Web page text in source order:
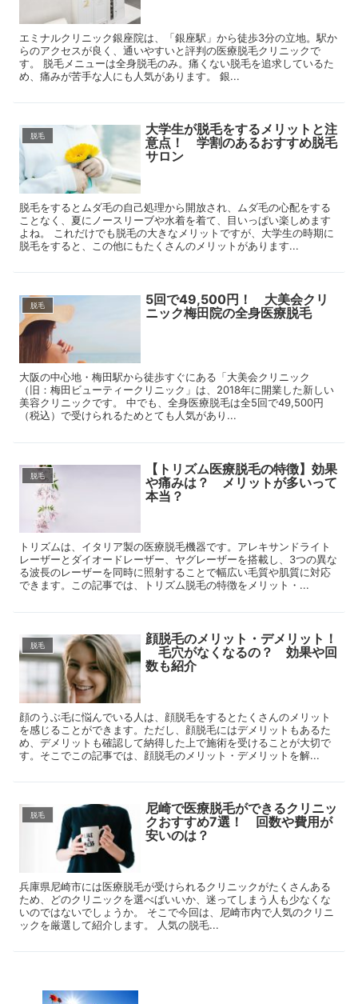
エミナルクリニック銀座院は、「銀座駅」から徒歩3分の立地。駅か
らのアクセスが良く、通いやすいと評判の医療脱毛クリニックで
す。 脱毛メニューは全身脱毛のみ。痛くない脱毛を追求しているた
め、痛みが苦手な人にも人気があります。 銀...
脱毛
大学生が脱毛をするメリットと注
意点！ 学割のあるおすすめ脱毛
サロン
脱毛をするとムダ毛の自己処理から開放され、ムダ毛の心配をする
ことなく、夏にノースリーブや水着を着て、目いっぱい楽しめます
よね。 これだけでも脱毛の大きなメリットですが、大学生の時期に
脱毛をすると、この他にもたくさんのメリットがあります...
脱毛
5回で49,500円！ 大美会クリ
ニック梅田院の全身医療脱毛
大阪の中心地・梅田駅から徒歩すぐにある「大美会クリニック
（旧：梅田ビューティークリニック」は、2018年に開業した新しい
美容クリニックです。 中でも、全身医療脱毛は全5回で49,500円
（税込）で受けられるためとても人気があり...
脱毛
【トリズム医療脱毛の特徴】効果
や痛みは？ メリットが多いって
本当？
トリズムは、イタリア製の医療脱毛機器です。アレキサンドライト
レーザーとダイオードレーザー、ヤグレーザーを搭載し、3つの異な
る波長のレーザーを同時に照射することで幅広い毛質や肌質に対応
できます。この記事では、トリズム脱毛の特徴をメリット・...
脱毛
顔脱毛のメリット・デメリット！
毛穴がなくなるの？ 効果や回
数も紹介
顔のうぶ毛に悩んでいる人は、顔脱毛をするとたくさんのメリット
を感じることができます。ただし、顔脱毛にはデメリットもあるた
め、デメリットも確認して納得した上で施術を受けることが大切で
す。そこでこの記事では、顔脱毛のメリット・デメリットを解...
脱毛
尼崎で医療脱毛ができるクリニッ
クおすすめ7選！ 回数や費用が
安いのは？
兵庫県尼崎市には医療脱毛が受けられるクリニックがたくさんある
ため、どのクリニックを選べばいいか、迷ってしまう人も少なくな
いのではないでしょうか。 そこで今回は、尼崎市内で人気のクリニ
ックを厳選して紹介します。 人気の脱毛...